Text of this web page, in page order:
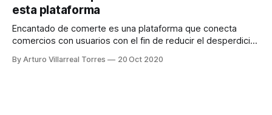
esta plataforma
Encantado de comerte es una plataforma que conecta
comercios con usuarios con el fin de reducir el desperdicio
By Arturo Villarreal Torres 20 Oct 2020